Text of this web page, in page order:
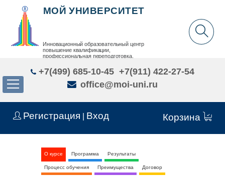
Регистрация Вход Корзина
МОЙ УНИВЕРСИТЕТ
Инновационный образовательный центр
повышение квалификации,
профессиональная переподготовка,
+7(499) 685-10-45 +7(911) 422-27-54
office@moi-uni.ru
О курсе Программа Результаты
Процесс обучения Преимущества Договор